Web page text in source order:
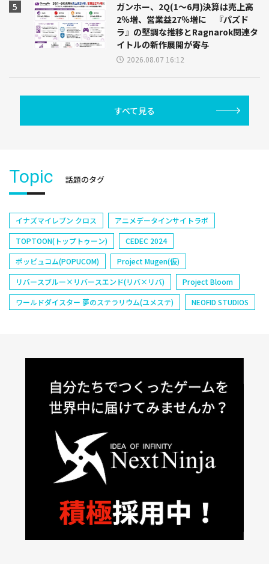
ガンホー、2Q(1～6月)決算は売上高
2％増、営業益27％増に 『パズド
ラ』の堅調な推移とRagnarok関連タ
イトルの新作展開が寄与
2026.08.07 16:12
すべて見る
Topic 話題のタグ
イナズマイレブン クロス
アニメデータインサイトラボ
TOPTOON(トップトゥーン)
CEDEC 2024
ポッピュコム(POPUCOM)
Project Mugen(仮)
リバースブルー×リバースエンド(リバ×リバ)
Project Bloom
ワールドダイスター 夢のステラリウム(ユメステ)
NEOFID STUDIOS